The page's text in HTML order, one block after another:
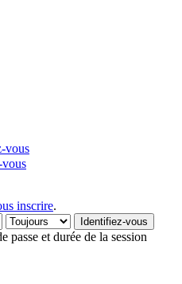
vous
inscrire.
et durée de la session